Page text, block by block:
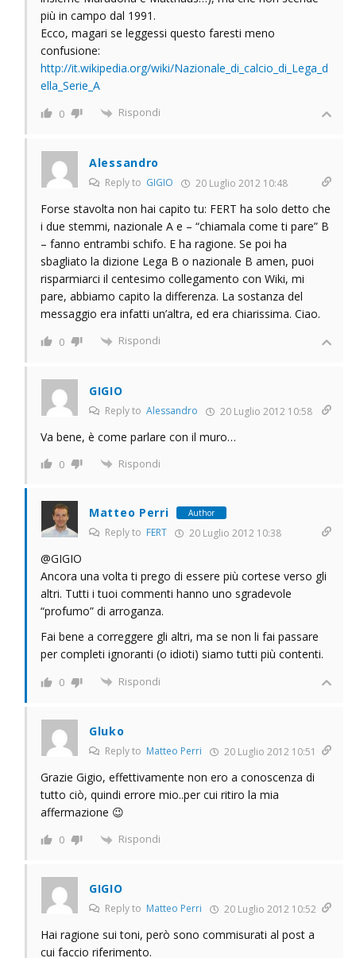
più in campo dal 1991.
Ecco, magari se leggessi questo faresti meno
confusione:
http://it.wikipedia.org/wiki/Nazionale_di_calcio_di_Lega_d
ella_Serie_A
0 Rispondi
Alessandro
Reply to GIGIO 20 Luglio 2012 10:48
Forse stavolta non hai capito tu: FERT ha solo detto che
i due stemmi, nazionale A e – “chiamala come ti pare” B
– fanno entrambi schifo. E ha ragione. Se poi ha
sbagliato la dizione Lega B o nazionale B amen, puoi
risparmiarci il centesimo collegamento con Wiki, mi
pare, abbiamo capito la differenza. La sostanza del
messaggio era infatti un’altra, ed era chiarissima. Ciao.
0 Rispondi
GIGIO
Reply to Alessandro 20 Luglio 2012 10:58
Va bene, è come parlare con il muro…
0 Rispondi
Matteo Perri Author
Reply to FERT 20 Luglio 2012 10:38
@GIGIO
Ancora una volta ti prego di essere più cortese verso gli
altri. Tutti i tuoi commenti hanno uno sgradevole
“profumo” di arroganza.
Fai bene a correggere gli altri, ma se non li fai passare
per completi ignoranti (o idioti) siamo tutti più contenti.
0 Rispondi
Gluko
Reply to Matteo Perri 20 Luglio 2012 10:51
Grazie Gigio, effettivamente non ero a conoscenza di
tutto ciò, quindi errore mio..per cui ritiro la mia
affermazione 😉
0 Rispondi
GIGIO
Reply to Matteo Perri 20 Luglio 2012 10:52
Hai ragione sui toni, però sono commisurati al post a
cui faccio riferimento.